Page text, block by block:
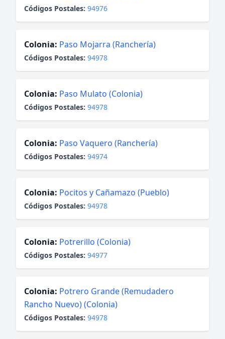
Códigos Postales: 94976
Colonia: Paso Mojarra (Ranchería)
Códigos Postales: 94978
Colonia: Paso Mulato (Colonia)
Códigos Postales: 94978
Colonia: Paso Vaquero (Ranchería)
Códigos Postales: 94974
Colonia: Pocitos y Cañamazo (Pueblo)
Códigos Postales: 94978
Colonia: Potrerillo (Colonia)
Códigos Postales: 94977
Colonia: Potrero Grande (Remudadero
Rancho Nuevo) (Colonia)
Códigos Postales: 94978